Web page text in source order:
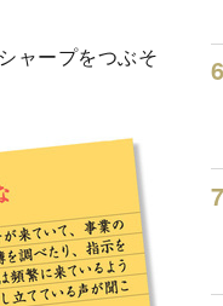
ャープをつぶそ